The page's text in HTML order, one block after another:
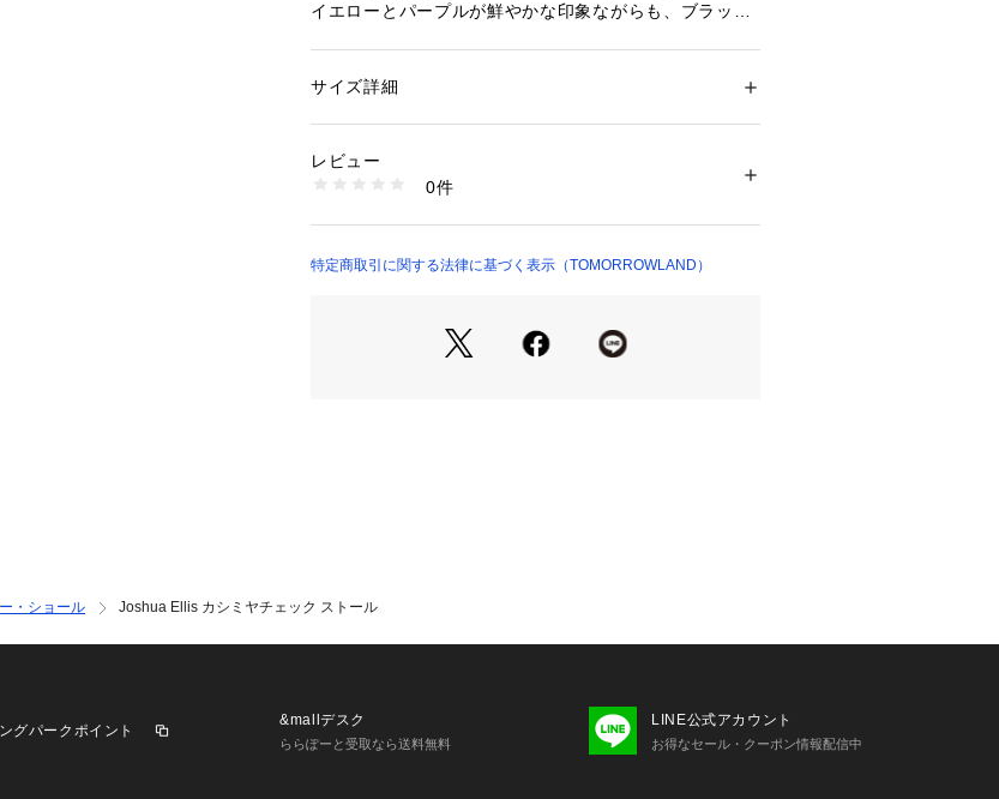
イエローとパープルが鮮やかな印象ながらも、ブラック
幅広いスタイリングに活躍し、タイムレスに愛用できる
〈Joshua Ellis（ジョシュアエリス）〉
英国最古のテキスタイルブランドとして、1767年に創業
シミヤをはじめとする起毛ファブリックは、英国のみな
ンにアレンジしたアイテムを展開しています。
性別：レディース
生産国：イギリス
洗濯：洗濯不可、漂白不可、タンブル乾燥不可、アイロン仕上げ
※詳しい洗濯方法については、商品の品質表示タグをご覧くださ
商品番号：1095000024646 （モール）
サイズ詳細
レビュー
0件
特定商取引に関する法律に基づく表示（TOMORROWLAND）
・ショール Joshua Ellis カシミヤチェック ストール
グパークポイント
&mallデスク
ららぽーと受取なら送料無料
LINE公式アカウント
お得なセール・クーポン情報配信中